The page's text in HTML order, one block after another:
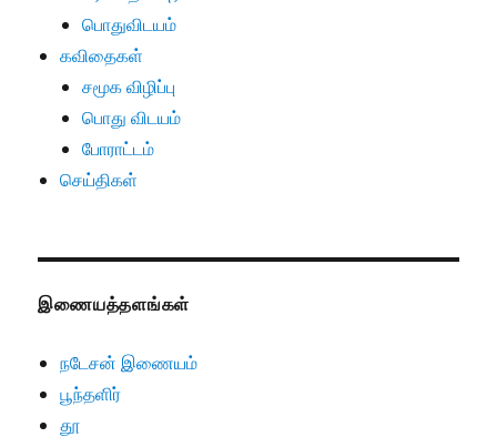
பொதுவிடயம்
கவிதைகள்
சமூக விழிப்பு
பொது விடயம்
போராட்டம்
செய்திகள்
இணையத்தளங்கள்
நடேசன் இணையம்
பூந்தளிர்
தூ